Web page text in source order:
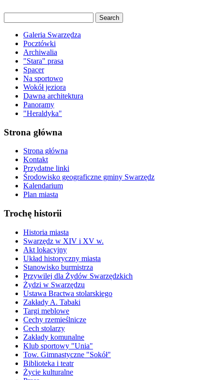
Galeria Swarzędza
Pocztówki
Archiwalia
"Stara" prasa
Spacer
Na sportowo
Wokół jeziora
Dawna architektura
Panoramy
"Heraldyka"
Strona główna
Strona główna
Kontakt
Przydatne linki
Środowisko geograficzne gminy Swarzędz
Kalendarium
Plan miasta
Trochę historii
Historia miasta
Swarzędz w XIV i XV w.
Akt lokacyjny
Układ historyczny miasta
Stanowisko burmistrza
Przywilej dla Żydów Swarzędzkich
Żydzi w Swarzędzu
Ustawa Bractwa stolarskiego
Zakłady A. Tabaki
Targi meblowe
Cechy rzemieślnicze
Cech stolarzy
Zakłady komunalne
Klub sportowy "Unia"
Tow. Gimnastyczne "Sokół"
Biblioteka i teatr
Życie kulturalne